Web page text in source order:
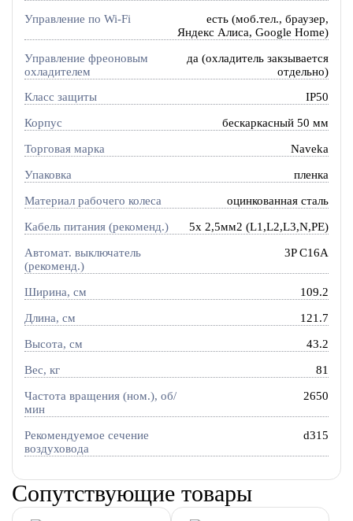
Управление по Wi-Fi
есть (моб.тел., браузер,
Яндекс Алиса, Google Home)
Управление фреоновым
охладителем
да (охладитель закзывается
отдельно)
Класс защиты IP50
Корпус бескаркасный 50 мм
Торговая марка Naveka
Упаковка пленка
Материал рабочего колеса оцинкованная сталь
Кабель питания (рекоменд.) 5х 2,5мм2 (L1,L2,L3,N,PE)
Автомат. выключатель
(рекоменд.)
3P C16A
Ширина, см 109.2
Длина, см 121.7
Высота, см 43.2
Вес, кг 81
Частота вращения (ном.), об/
мин
2650
Рекомендуемое сечение
воздуховода
d315
Сопутствующие товары